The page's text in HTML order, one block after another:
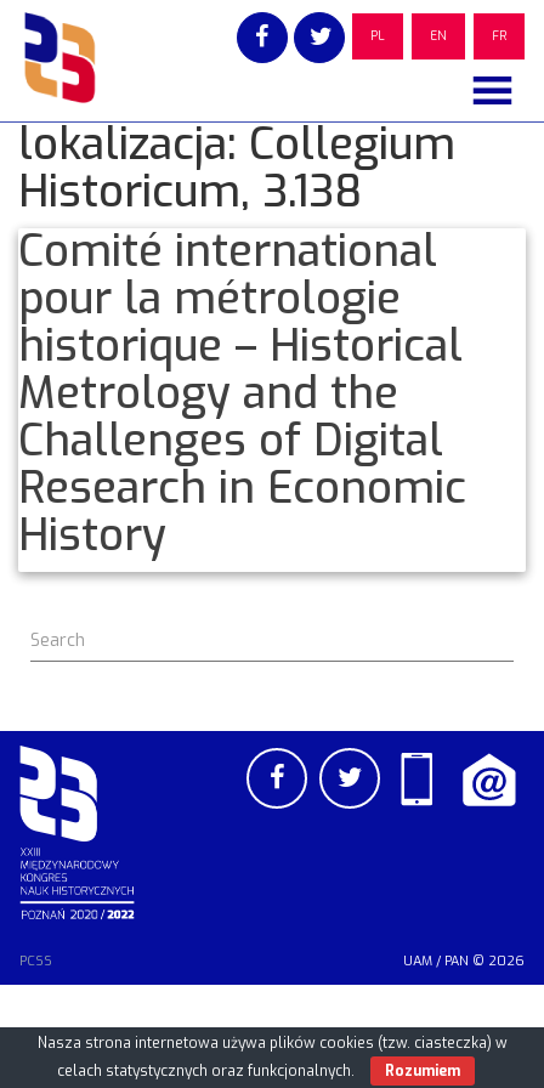
Skip
content
PL EN FR
lokalizacja: Collegium
Historicum, 3.138
Comité international
pour la métrologie
historique – Historical
Metrology and the
Challenges of Digital
Research in Economic
History
PCSS UAM / PAN © 2026
Nasza strona internetowa używa plików cookies (tzw. ciasteczka) w
celach statystycznych oraz funkcjonalnych.
Rozumiem